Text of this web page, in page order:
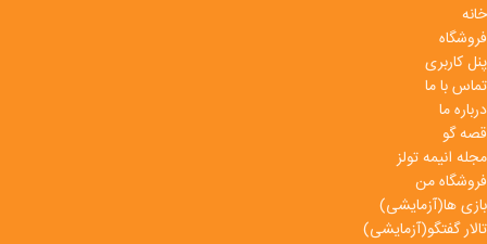
خانه
فروشگاه
پنل کاربری
تماس با ما
درباره ما
قصه گو
مجله انیمه تولز
فروشگاه من
بازی ها(آزمایشی)
تالار گفتگو(آزمایشی)